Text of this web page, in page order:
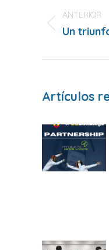
entre
ANTERIOR
Un
Artículos